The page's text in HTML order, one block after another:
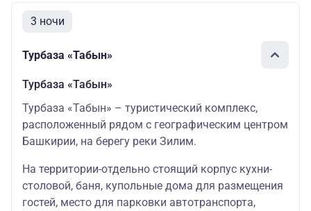
3 ночи
Турбаза «Табын»
Турбаза «Табын»
Турбаза «Табын» – туристический комплекс,
расположенный рядом с географическим центром
Башкирии, на берегу реки Зилим.
На территории-отдельно стоящий корпус кухни-
столовой, баня, купольные дома для размещения
гостей, место для парковки автотранспорта,